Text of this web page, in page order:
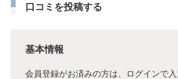
口コミを投稿する
基本情報
会員登録がお済みの方は、 ログインで